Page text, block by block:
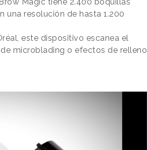
una resolución de hasta 1.200
este dispositivo escanea el
microblading o efectos de relleno